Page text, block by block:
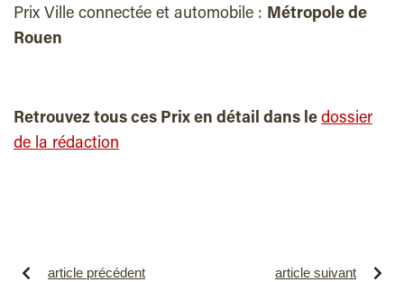
Prix Ville connectée et automobile : Métropole de
Rouen
Retrouvez tous ces Prix en détail dans le dossier
de la rédaction
article précédent article suivant